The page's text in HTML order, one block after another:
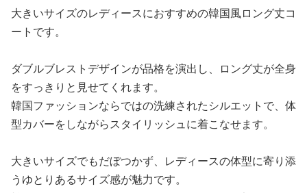
大きいサイズのレディースにおすすめの韓国風ロング丈コ
ートです。
ダブルブレストデザインが品格を演出し、ロング丈が全身
をすっきりと見せてくれます。
韓国ファッションならではの洗練されたシルエットで、体
型カバーをしながらスタイリッシュに着こなせます。
大きいサイズでもだぼつかず、レディースの体型に寄り添
うゆとりあるサイズ感が魅力です。